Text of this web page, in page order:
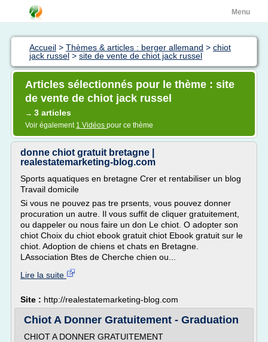
Menu
Accueil > Thèmes & articles : berger allemand > chiot
jack russel > site de vente de chiot jack russel
Articles sélectionnés pour le thème : site
de vente de chiot jack russel
→ 3 articles
Voir également 1 Vidéos pour ce thème
donne chiot gratuit bretagne |
realestatemarketing-blog.com
Sports aquatiques en bretagne Crer et rentabiliser un blog
Travail domicile
Si vous ne pouvez pas tre prsents, vous pouvez donner
procuration un autre. Il vous suffit de cliquer gratuitement,
ou dappeler ou nous faire un don Le chiot. O adopter son
chiot Choix du chiot ebook gratuit chiot Ebook gratuit sur le
chiot. Adoption de chiens et chats en Bretagne.
LAssociation Btes de Cherche chien ou...
Lire la suite
Site : http://realestatemarketing-blog.com
Chiot A Donner Gratuitement - Graduation
CHIOT A DONNER GRATUITEMENT